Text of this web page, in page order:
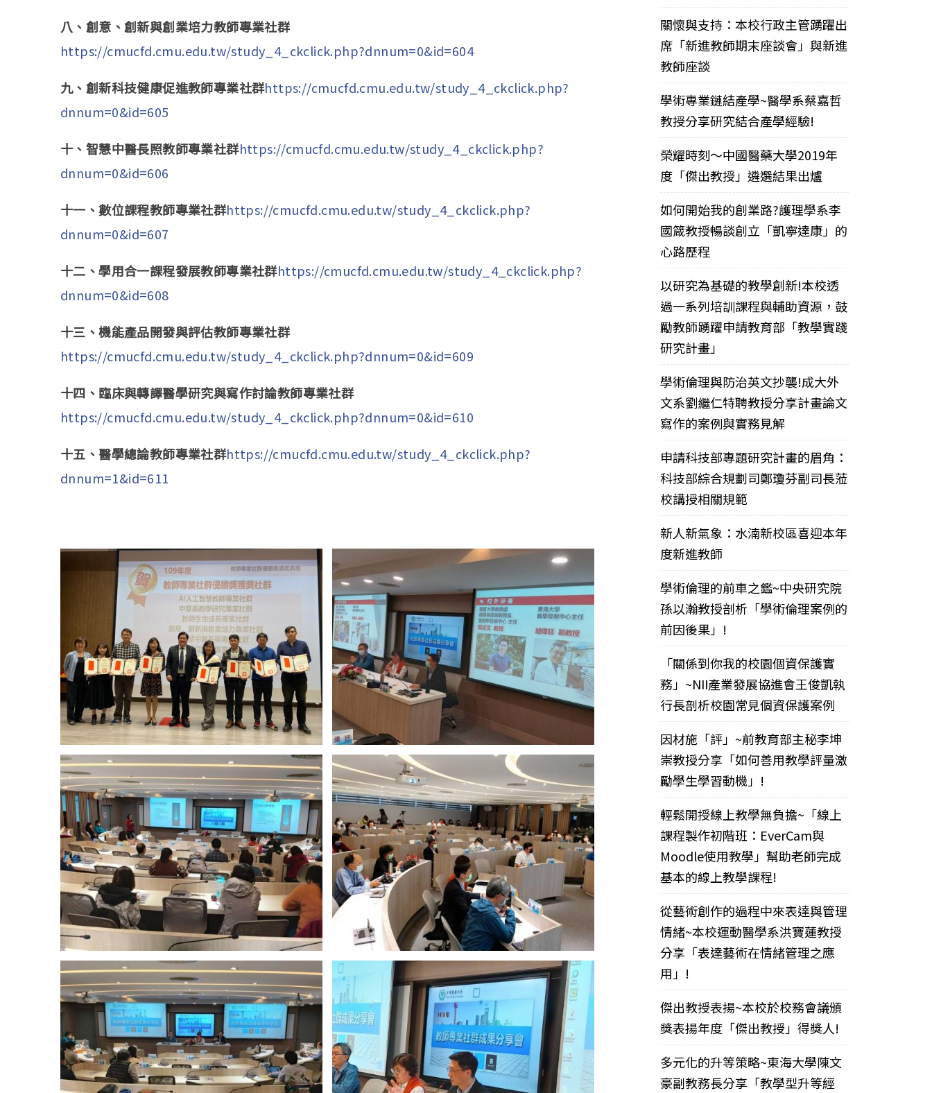
八、創意、創新與創業培力教師專業社群
https://cmucfd.cmu.edu.tw/study_4_ckclick.php?dnnum=0&id=604
九、創新科技健康促進教師專業社群https://cmucfd.cmu.edu.tw/study_4_ckclick.php?
dnnum=0&id=605
十、智慧中醫長照教師專業社群https://cmucfd.cmu.edu.tw/study_4_ckclick.php?
dnnum=0&id=606
十一、數位課程教師專業社群https://cmucfd.cmu.edu.tw/study_4_ckclick.php?
dnnum=0&id=607
十二、學用合一課程發展教師專業社群https://cmucfd.cmu.edu.tw/study_4_ckclick.php?
dnnum=0&id=608
十三、機能產品開發與評估教師專業社群
https://cmucfd.cmu.edu.tw/study_4_ckclick.php?dnnum=0&id=609
十四、臨床與轉譯醫學研究與寫作討論教師專業社群
https://cmucfd.cmu.edu.tw/study_4_ckclick.php?dnnum=0&id=610
十五、醫學總論教師專業社群https://cmucfd.cmu.edu.tw/study_4_ckclick.php?
dnnum=1&id=611
關懷與支持：本校行政主管踴躍出
席「新進教師期末座談會」與新進
教師座談
學術專業鏈結產學~醫學系蔡嘉哲
教授分享研究結合產學經驗!
榮耀時刻～中國醫藥大學2019年
度「傑出教授」遴選結果出爐
如何開始我的創業路?護理學系李
國箴教授暢談創立「凱寧達康」的
心路歷程
以研究為基礎的教學創新!本校透
過一系列培訓課程與輔助資源，鼓
勵教師踴躍申請教育部「教學實踐
研究計畫」
學術倫理與防治英文抄襲!成大外
文系劉繼仁特聘教授分享計畫論文
寫作的案例與實務見解
申請科技部專題研究計畫的眉角：
科技部綜合規劃司鄭瓊芬副司長蒞
校講授相關規範
新人新氣象：水湳新校區喜迎本年
度新進教師
學術倫理的前車之鑑~中央研究院
孫以瀚教授剖析「學術倫理案例的
前因後果」!
「關係到你我的校園個資保護實
務」~NII產業發展協進會王俊凱執
行長剖析校園常見個資保護案例
因材施「評」~前教育部主秘李坤
崇教授分享「如何善用教學評量激
勵學生學習動機」!
輕鬆開授線上教學無負擔~「線上
課程製作初階班：EverCam與
Moodle使用教學」幫助老師完成
基本的線上教學課程!
從藝術創作的過程中來表達與管理
情緒~本校運動醫學系洪寶蓮教授
分享「表達藝術在情緒管理之應
用」!
傑出教授表揚~本校於校務會議頒
獎表揚年度「傑出教授」得獎人!
多元化的升等策略~東海大學陳文
豪副教務長分享「教學型升等經